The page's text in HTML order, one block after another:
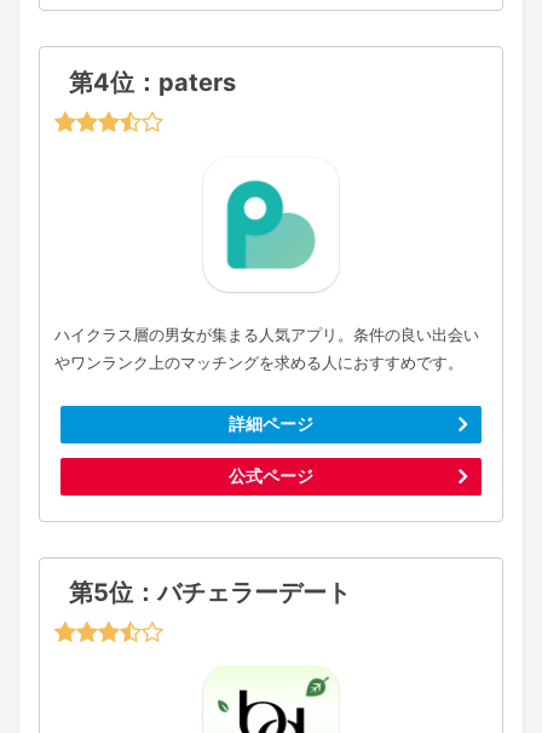
第4位：paters
ハイクラス層の男女が集まる人気アプリ。条件の良い出会い
やワンランク上のマッチングを求める人におすすめです。
詳細ページ
公式ページ
第5位：バチェラーデート